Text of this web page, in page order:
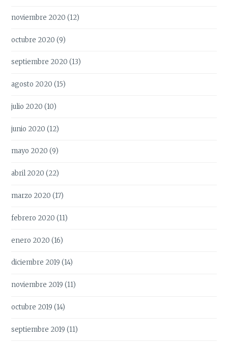
noviembre 2020 (12)
octubre 2020 (9)
septiembre 2020 (13)
agosto 2020 (15)
julio 2020 (10)
junio 2020 (12)
mayo 2020 (9)
abril 2020 (22)
marzo 2020 (17)
febrero 2020 (11)
enero 2020 (16)
diciembre 2019 (14)
noviembre 2019 (11)
octubre 2019 (14)
septiembre 2019 (11)